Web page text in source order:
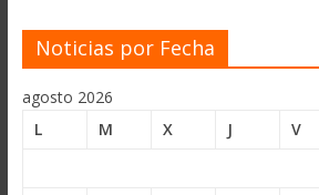
Noticias por Fecha
agosto 2026
L
M X J V